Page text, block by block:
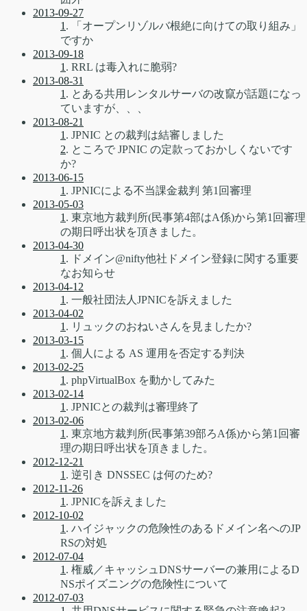
2013-09-27
1 . 「オープンリゾルバ根絶に向けての取り組み」
ですか
2013-09-18
1 . RRL は毒入れに脆弱?
2013-08-31
1 . とある共用レンタルサーバの改竄が話題になっ
ていますが、、、
2013-08-21
1 . JPNIC との裁判は結審しました
2. ところで JPNIC の定款っておかしくないです
か?
2013-06-15
1 . JPNICによる不当課金裁判 第1回審理
2013-05-03
1 . 東京地方裁判所(民事第4部はA係)から第1回審理
の期日呼出状を頂きました。
2013-04-30
1 . ドメイン@nifty他社ドメイン登録に関する重要
なお知らせ
2013-04-12
1 . 一般社団法人JPNICを訴えました
2013-04-02
1 . リュックのおねいさんを見ましたか?
2013-03-15
1 . 個人による AS 運用を否定する判決
2013-02-25
1 . phpVirtualBox を動かしてみた
2013-02-14
1 . JPNICとの裁判は審理終了
2013-02-06
1 . 東京地方裁判所(民事第39部ろA係)から第1回審
理の期日呼出状を頂きました。
2012-12-21
1 . 逆引き DNSSEC は何のため?
2012-11-26
1 . JPNICを訴えました
2012-10-02
1 . ハイジャックの危険性のあるドメイン名へのJP
RSの対処
2012-07-04
1 . 権威／キャッシュDNSサーバーの兼用によるD
NSポイズニングの危険性について
2012-07-03